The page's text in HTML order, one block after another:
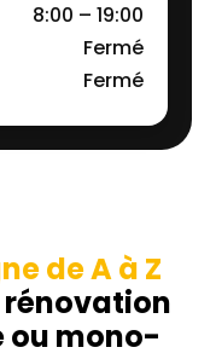
8:00 – 19:00
Fermé
Fermé
de A à Z
ou mono-